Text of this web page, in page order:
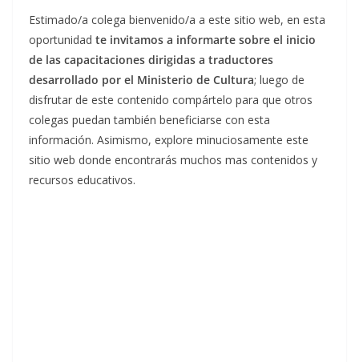
Estimado/a colega bienvenido/a a este sitio web, en esta
oportunidad te invitamos a informarte sobre el inicio
de las capacitaciones dirigidas a traductores
desarrollado por el Ministerio de Cultura; luego de
disfrutar de este contenido compártelo para que otros
colegas puedan también beneficiarse con esta
información. Asimismo, explore minuciosamente este
sitio web donde encontrarás muchos mas contenidos y
recursos educativos.